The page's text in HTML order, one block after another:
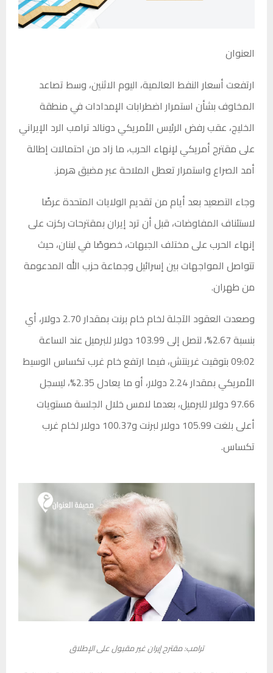
العنوان
ارتفعت أسعار النفط العالمية، اليوم الاثنين، وسط تصاعد
المخاوف بشأن استمرار اضطرابات الإمدادات في منطقة
الخليج، عقب رفض الرئيس الأمريكي دونالد ترامب الرد الإيراني
على مقترح أمريكي لإنهاء الحرب، ما زاد من احتمالات إطالة
أمد الصراع واستمرار تعطل الملاحة عبر مضيق هرمز.
وجاء التصعيد بعد أيام من تقديم الولايات المتحدة عرضًا
لاستئناف المفاوضات، قبل أن ترد إيران بمقترحات ركزت على
إنهاء الحرب على مختلف الجبهات، خصوصًا في لبنان، حيث
تتواصل المواجهات بين إسرائيل وجماعة حزب الله المدعومة
من طهران.
وصعدت العقود الآجلة لخام خام برنت بمقدار 2.70 دولار، أي
بنسبة 2.67%، لتصل إلى 103.99 دولار للبرميل عند الساعة
09:02 بتوقيت غرينتش، فيما ارتفع خام غرب تكساس الوسيط
الأمريكي بمقدار 2.24 دولار، أو ما يعادل 2.35%، ليسجل
97.66 دولار للبرميل، بعدما لامس خلال الجلسة مستويات
أعلى بلغت 105.99 دولار لبرنت و100.37 دولار لخام غرب
تكساس.
ترامب: مقترح إيران غير مقبول على الإطلاق